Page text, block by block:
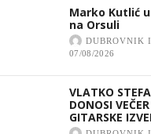
Marko Kutlić
na Orsuli
DUBROVNIK
07/08/2026
VLATKO
DONOSI
GITARSKE